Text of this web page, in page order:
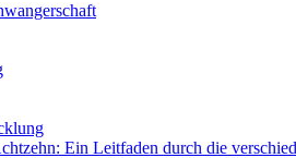
Ein Leitfaden durch die